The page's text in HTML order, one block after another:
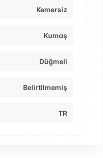
Kemersiz
Kumaş
Düğmeli
Belirtilmemiş
TR